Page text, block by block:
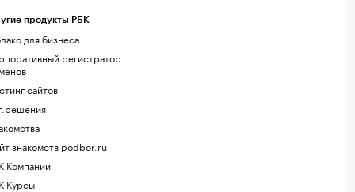
продукты РБК
для бизнеса
регистратор
сайтов
знакомств podbor.ru
Компании
Курсы